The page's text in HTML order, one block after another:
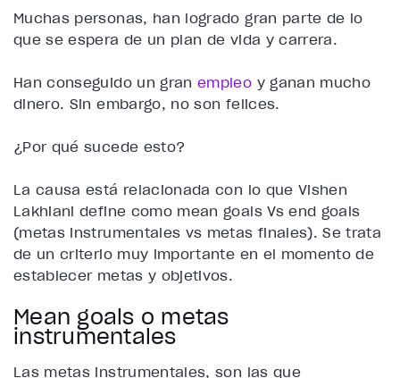
Muchas personas, han logrado gran parte de lo
que se espera de un plan de vida y carrera.
Han conseguido un granempleo y ganan mucho
dinero. Sin embargo, no son felices.
¿Por qué sucede esto?
La causa está relacionada con lo que Vishen
Lakhiani define como mean goals Vs end goals
(metas instrumentales vs metas finales). Se trata
de un criterio muy importante en el momento de
establecer metas y objetivos.
Mean goals o metas
instrumentales
Las metas instrumentales, son las que